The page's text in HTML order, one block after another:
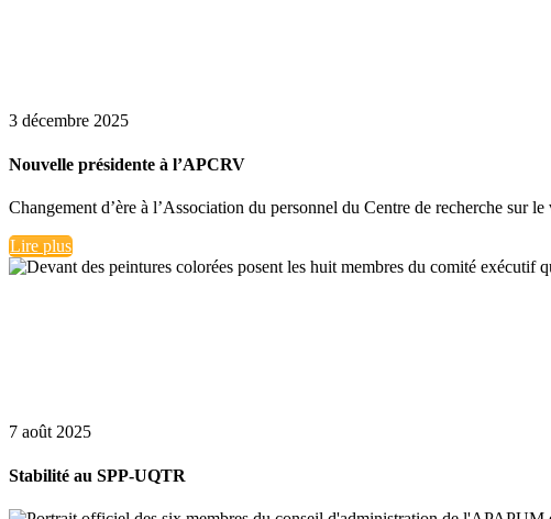
3 décembre 2025
Nouvelle présidente à l’APCRV
Changement d’ère à l’Association du personnel du Centre de recherche sur
Lire plus
7 août 2025
Stabilité au SPP-UQTR